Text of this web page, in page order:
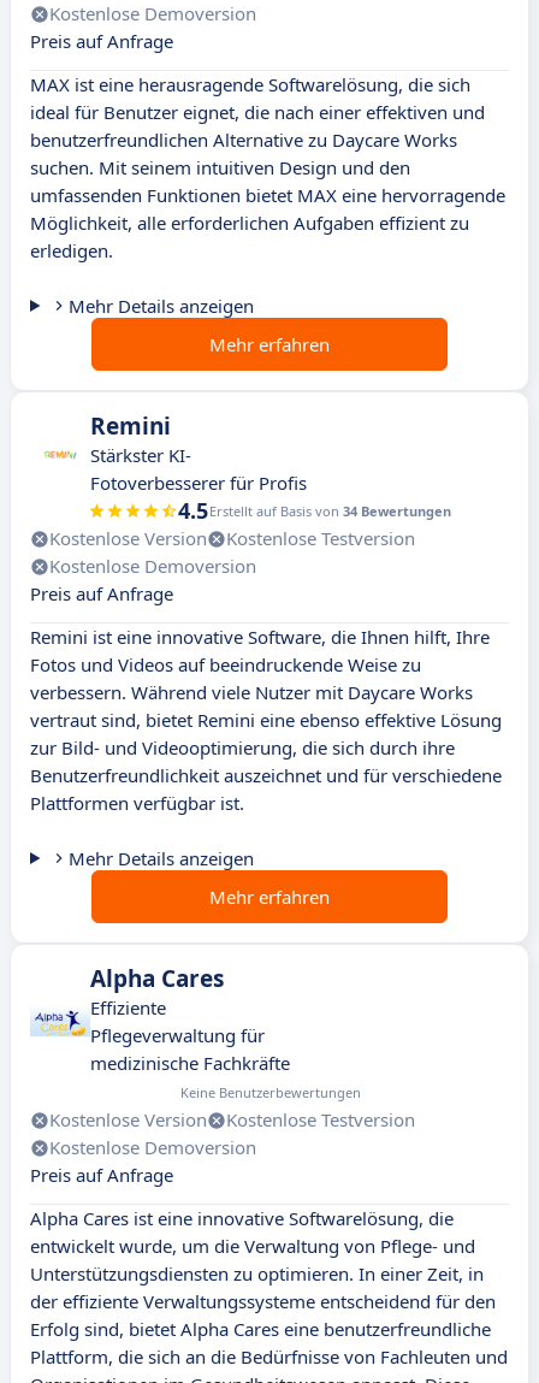
Kostenlose Demoversion
Preis auf Anfrage
MAX ist eine herausragende Softwarelösung, die sich
ideal für Benutzer eignet, die nach einer effektiven und
benutzerfreundlichen Alternative zu Daycare Works
suchen. Mit seinem intuitiven Design und den
umfassenden Funktionen bietet MAX eine hervorragende
Möglichkeit, alle erforderlichen Aufgaben effizient zu
erledigen.
Mehr Details anzeigen
Mehr erfahren
Remini
Stärkster KI-
Fotoverbesserer für Profis
4.5Erstellt auf Basis von 34 Bewertungen
Kostenlose Version
Kostenlose Testversion
Kostenlose Demoversion
Preis auf Anfrage
Remini ist eine innovative Software, die Ihnen hilft, Ihre
Fotos und Videos auf beeindruckende Weise zu
verbessern. Während viele Nutzer mit Daycare Works
vertraut sind, bietet Remini eine ebenso effektive Lösung
zur Bild- und Videooptimierung, die sich durch ihre
Benutzerfreundlichkeit auszeichnet und für verschiedene
Plattformen verfügbar ist.
Mehr Details anzeigen
Mehr erfahren
Alpha Cares
Effiziente
Pflegeverwaltung für
medizinische Fachkräfte
Keine Benutzerbewertungen
Kostenlose Version
Kostenlose Testversion
Kostenlose Demoversion
Preis auf Anfrage
Alpha Cares ist eine innovative Softwarelösung, die
entwickelt wurde, um die Verwaltung von Pflege- und
Unterstützungsdiensten zu optimieren. In einer Zeit, in
der effiziente Verwaltungssysteme entscheidend für den
Erfolg sind, bietet Alpha Cares eine benutzerfreundliche
Plattform, die sich an die Bedürfnisse von Fachleuten und